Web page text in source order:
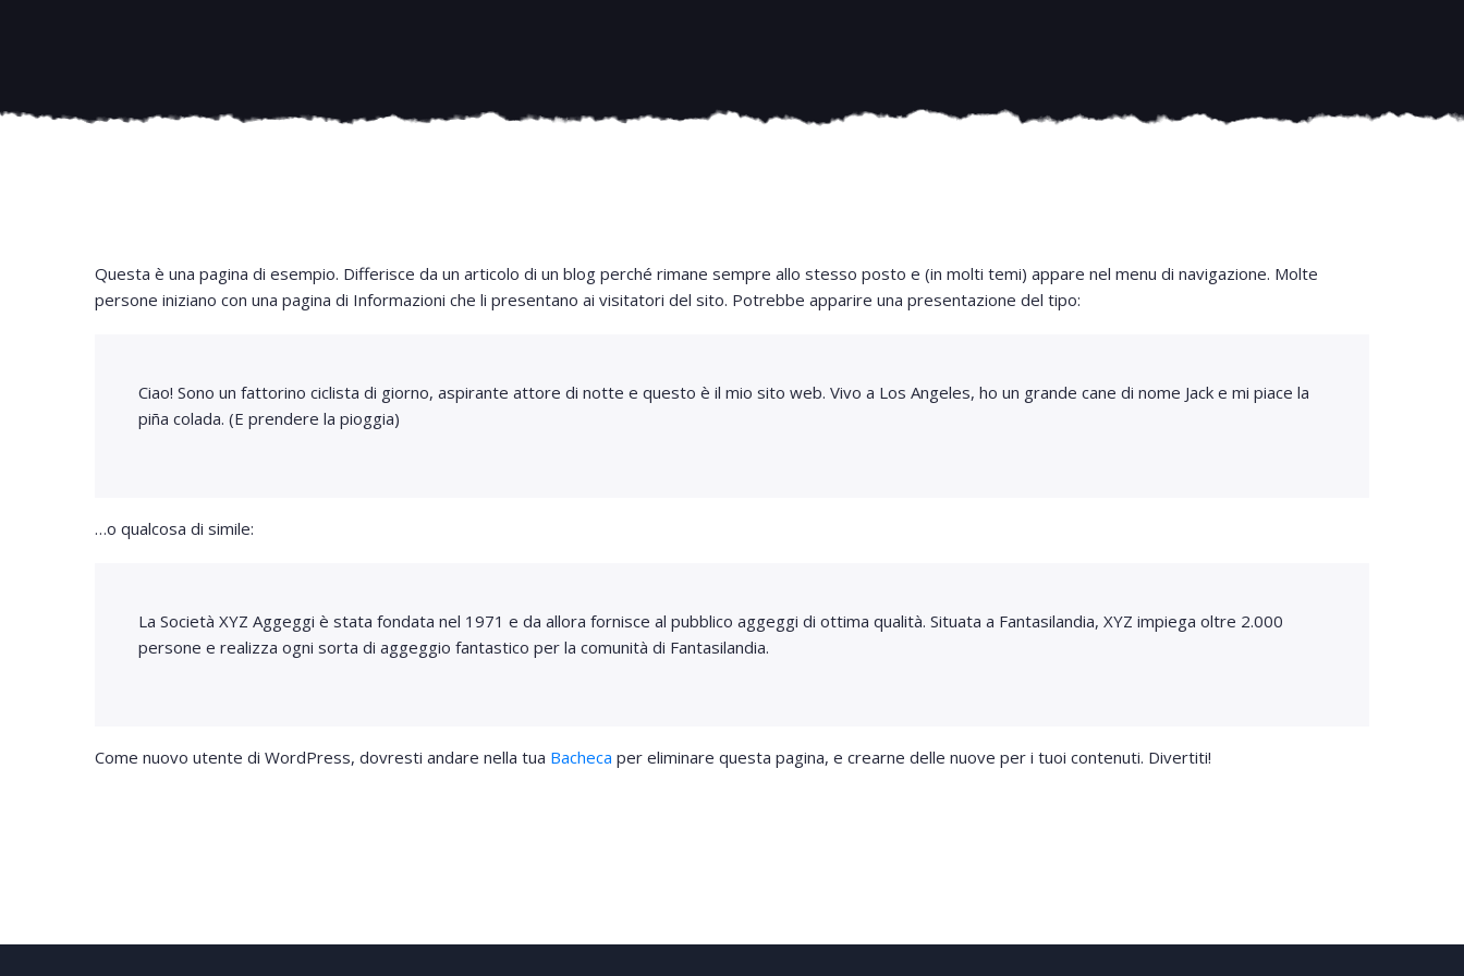
Questa è una pagina di esempio. Differisce da un articolo di un blog perché rimane sempre allo stesso posto e (in molti temi) appare nel menu di navigazione. Molte
persone iniziano con una pagina di Informazioni che li presentano ai visitatori del sito. Potrebbe apparire una presentazione del tipo:
Ciao! Sono un fattorino ciclista di giorno, aspirante attore di notte e questo è il mio sito web. Vivo a Los Angeles, ho un grande cane di nome Jack e mi piace la
piña colada. (E prendere la pioggia)
…o qualcosa di simile:
La Società XYZ Aggeggi è stata fondata nel 1971 e da allora fornisce al pubblico aggeggi di ottima qualità. Situata a Fantasilandia, XYZ impiega oltre 2.000
persone e realizza ogni sorta di aggeggio fantastico per la comunità di Fantasilandia.
Come nuovo utente di WordPress, dovresti andare nella tua Bacheca per eliminare questa pagina, e crearne delle nuove per i tuoi contenuti. Divertiti!